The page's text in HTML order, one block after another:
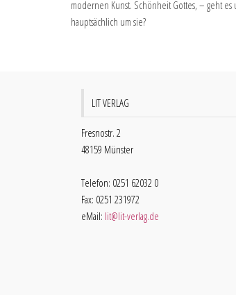
modernen Kunst. Schönheit Gottes, – geht es
hauptsächlich um sie?
LIT VERLAG
Fresnostr. 2
48159 Münster
Telefon: 0251 62032 0
Fax: 0251 231972
eMail: lit@lit-verlag.de